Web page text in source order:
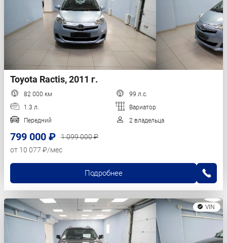
Toyota Ractis, 2011 г.
82 000 км
99 л.с.
1.3 л.
Вариатор
Передний
2 владельца
799 000 ₽
1 099 000 ₽
от 10 077 ₽/мес
Подробнее
VIN